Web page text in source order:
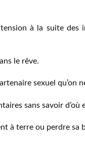
à la suite des
le rêve.
sexuel qu’on
sans savoir d’où
à terre ou perdre sa